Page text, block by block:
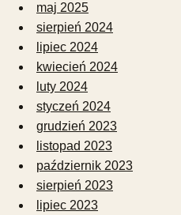
maj 2025
sierpień 2024
lipiec 2024
kwiecień 2024
luty 2024
styczeń 2024
grudzień 2023
listopad 2023
październik 2023
sierpień 2023
lipiec 2023